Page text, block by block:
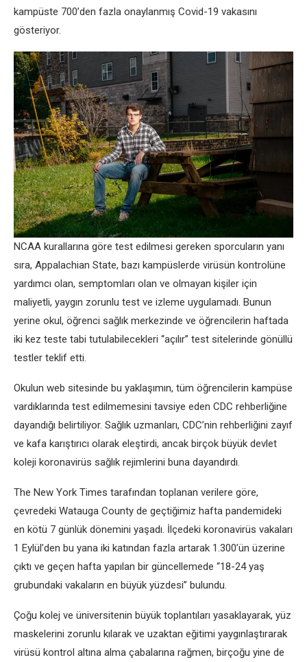
kampüste 700’den fazla onaylanmış Covid-19 vakasını
gösteriyor.
NCAA kurallarına göre test edilmesi gereken sporcuların yanı
sıra, Appalachian State, bazı kampüslerde virüsün kontrolüne
yardımcı olan, semptomları olan ve olmayan kişiler için
maliyetli, yaygın zorunlu test ve izleme uygulamadı. Bunun
yerine okul, öğrenci sağlık merkezinde ve öğrencilerin haftada
iki kez teste tabi tutulabilecekleri “açılır” test sitelerinde gönüllü
testler teklif etti.
Okulun web sitesinde bu yaklaşımın, tüm öğrencilerin kampüse
vardıklarında test edilmemesini tavsiye eden CDC rehberliğine
dayandığı belirtiliyor. Sağlık uzmanları, CDC’nin rehberliğini zayıf
ve kafa karıştırıcı olarak eleştirdi, ancak birçok büyük devlet
koleji koronavirüs sağlık rejimlerini buna dayandırdı.
The New York Times tarafından toplanan verilere göre,
çevredeki Watauga County de geçtiğimiz hafta pandemideki
en kötü 7 günlük dönemini yaşadı. İlçedeki koronavirüs vakaları
1 Eylül’den bu yana iki katından fazla artarak 1.300’ün üzerine
çıktı ve geçen hafta yapılan bir güncellemede “18-24 yaş
grubundaki vakaların en büyük yüzdesi” bulundu.
Çoğu kolej ve üniversitenin büyük toplantıları yasaklayarak, yüz
maskelerini zorunlu kılarak ve uzaktan eğitimi yaygınlaştırarak
virüsü kontrol altına alma çabalarına rağmen, birçoğu yine de